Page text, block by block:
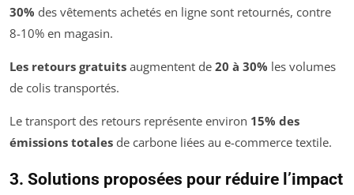
30% des vêtements achetés en ligne sont retournés, contre
8-10% en magasin.
Les retours gratuits augmentent de 20 à 30% les volumes
de colis transportés.
Le transport des retours représente environ 15% des
émissions totales de carbone liées au e-commerce textile.
3. Solutions proposées pour réduire l’impact